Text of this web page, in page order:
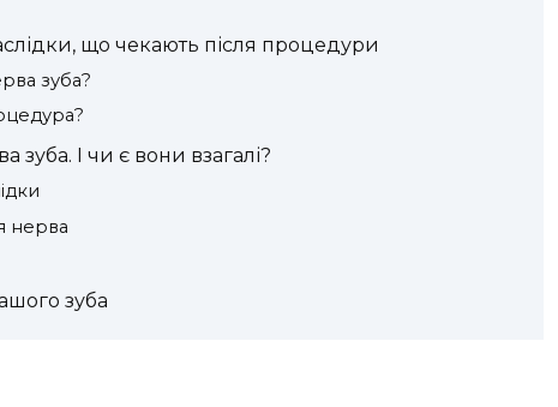
що чекають після процедури
зуба?
І чи є вони взагалі?
нерва
зуба